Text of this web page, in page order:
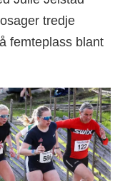
tredje
femteplass blant